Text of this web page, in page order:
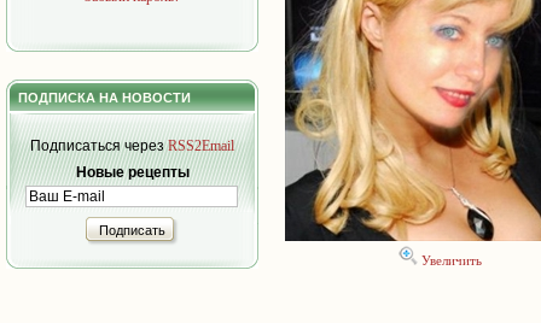
ПОДПИСКА НА НОВОСТИ
Подписаться черезRSS2Email
Новые рецепты
Подписать
Увеличить